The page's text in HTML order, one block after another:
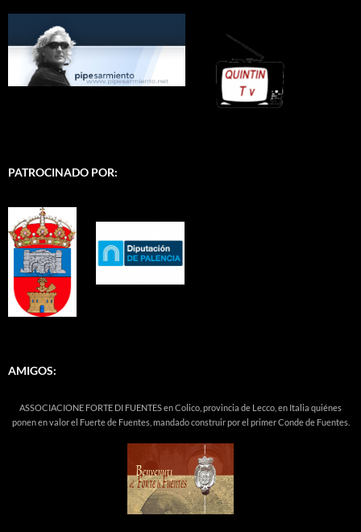
PATROCINADO POR:
AMIGOS:
ASSOCIACIONE FORTE DI FUENTES en Colico, provincia de Lecco, en Italia quiénes
ponen en valor el Fuerte de Fuentes, mandado construir por el primer Conde de Fuentes.